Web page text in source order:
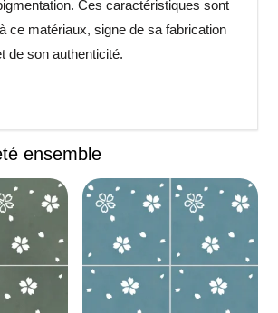
Ces caractéristiques sont
ce matériaux, signe de sa fabrication
de son authenticité.
ensemble